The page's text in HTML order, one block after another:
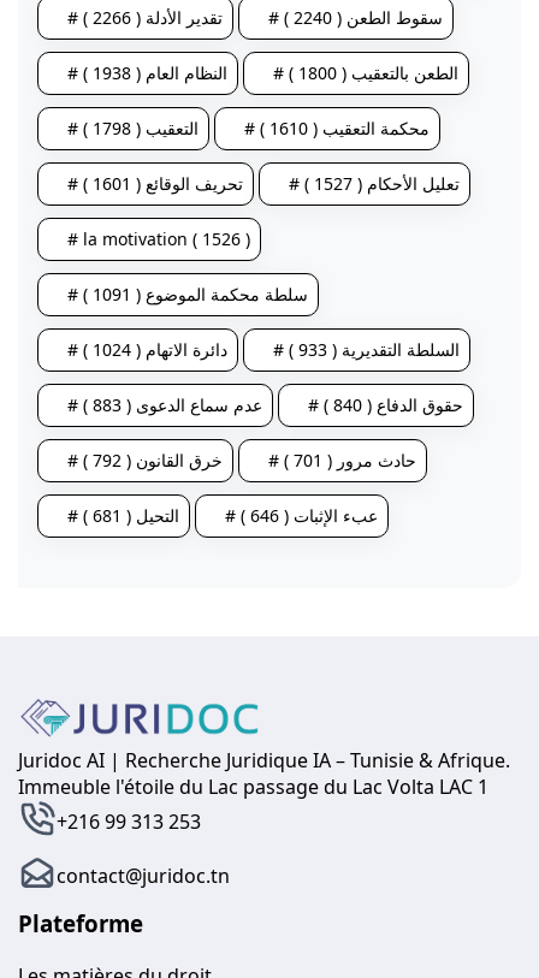
# تقدير الأدلة ( 2266 ) # سقوط الطعن ( 2240 )
# النظام العام ( 1938 ) # الطعن بالتعقيب ( 1800 )
# التعقيب ( 1798 ) # محكمة التعقيب ( 1610 )
# تحريف الوقائع ( 1601 ) # تعليل الأحكام ( 1527 )
# la motivation ( 1526 )
# سلطة محكمة الموضوع ( 1091 )
# دائرة الاتهام ( 1024 ) # السلطة التقديرية ( 933 )
# عدم سماع الدعوى ( 883 ) # حقوق الدفاع ( 840 )
# خرق القانون ( 792 ) # حادث مرور ( 701 )
# التحيل ( 681 ) # عبء الإثبات ( 646 )
Juridoc AI | Recherche Juridique IA – Tunisie & Afrique.
Immeuble l'étoile du Lac passage du Lac Volta LAC 1
+216 99 313 253
contact@juridoc.tn
Plateforme